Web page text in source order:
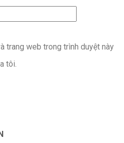
trang web trong trình duyệt này
tôi.